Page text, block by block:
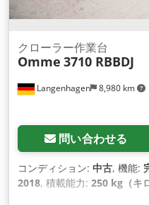
Langenhagen 8,980 km
クローラー作業台
Omme 3710 RBBDJ
問い合わせる
コンディション: 中古, 機能:
2018, 積載能力: 250 kg（キ
,